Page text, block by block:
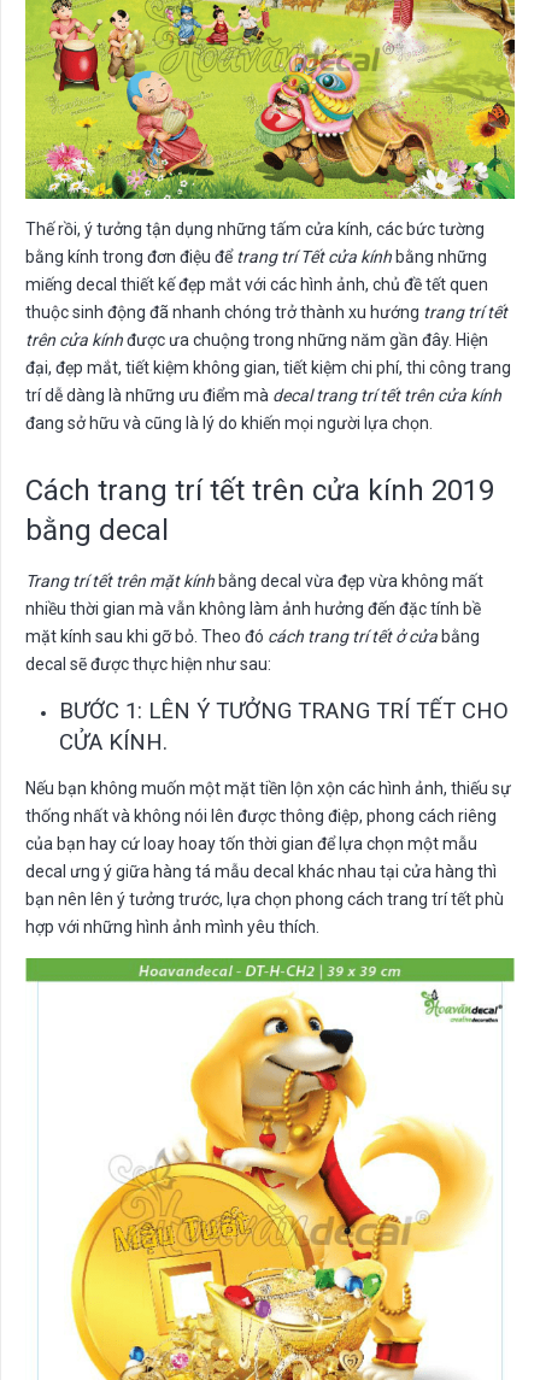
Thế rồi, ý tưởng tận dụng những tấm cửa kính, các bức tường
bằng kính trong đơn điệu đểtrang trí Tết cửa kínhbằng những
miếng decal thiết kế đẹp mắt với các hình ảnh, chủ đề tết quen
thuộc sinh động đã nhanh chóng trở thành xu hướng trang trí tết
trên cửa kínhđược ưa chuộng trong những năm gần đây. Hiện
đại, đẹp mắt, tiết kiệm không gian, tiết kiệm chi phí, thi công trang
trí dễ dàng là những ưu điểm mà decal trang trí tết trên cửa kính
đang sở hữu và cũng là lý do khiến mọi người lựa chọn.
Cách trang trí tết trên cửa kính 2019
bằng decal
Trang trí tết trên mặt kínhbằng decal vừa đẹp vừa không mất
nhiều thời gian mà vẫn không làm ảnh hưởng đến đặc tính bề
mặt kính sau khi gỡ bỏ. Theo đó cách trang trí tết ở cửabằng
decal sẽ được thực hiện như sau:
BƯỚC 1: LÊN Ý TƯỞNG TRANG TRÍ TẾT CHO
CỬA KÍNH.
Nếu bạn không muốn một mặt tiền lộn xộn các hình ảnh, thiếu sự
thống nhất và không nói lên được thông điệp, phong cách riêng
của bạn hay cứ loay hoay tốn thời gian để lựa chọn một mẫu
decal ưng ý giữa hàng tá mẫu decal khác nhau tại cửa hàng thì
bạn nên lên ý tưởng trước, lựa chọn phong cách trang trí tết phù
hợp với những hình ảnh mình yêu thích.